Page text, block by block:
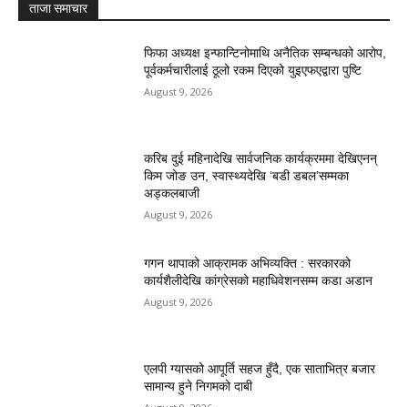
ताजा समाचार
फिफा अध्यक्ष इन्फान्टिनोमाथि अनैतिक सम्बन्धको आरोप,
पूर्वकर्मचारीलाई ठूलो रकम दिएको युइएफएद्वारा पुष्टि
August 9, 2026
करिब दुई महिनादेखि सार्वजनिक कार्यक्रममा देखिएनन्
किम जोङ उन, स्वास्थ्यदेखि ‘बडी डबल’सम्मका
अड्कलबाजी
August 9, 2026
गगन थापाको आक्रामक अभिव्यक्ति : सरकारको
कार्यशैलीदेखि कांग्रेसको महाधिवेशनसम्म कडा अडान
August 9, 2026
एलपी ग्यासको आपूर्ति सहज हुँदै, एक साताभित्र बजार
सामान्य हुने निगमको दाबी